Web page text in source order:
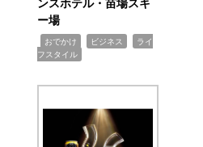
ンスホテル・苗場スキ
ー場
おでかけ ビジネス
ライ
フスタイル